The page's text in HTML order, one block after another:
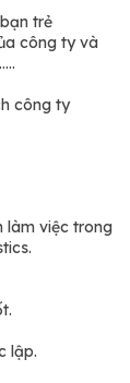
trẻ
công ty và
công ty
làm việc trong
lập.